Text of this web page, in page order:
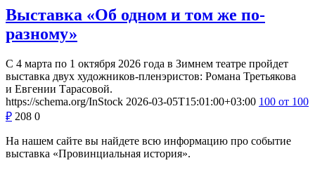
Выставка «Об одном и том же по-
разному»
С 4 марта по 1 октября 2026 года в Зимнем театре пройдет
выставка двух художников-пленэристов: Романа Третьякова
и Евгении Тарасовой.
https://schema.org/InStock 2026-03-05T15:01:00+03:00 100 от 100
₽ 208 0
На нашем сайте вы найдете всю информацию про событие
выставка «Провинциальная история».